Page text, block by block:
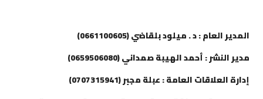
المدير العام : د . ميلود بلقاضي (0661100605)
مدير النشر : أحمد الهيبة صمداني (0659506080)
إدارة العلاقات العامة : عبلة مجبر (0707315941)